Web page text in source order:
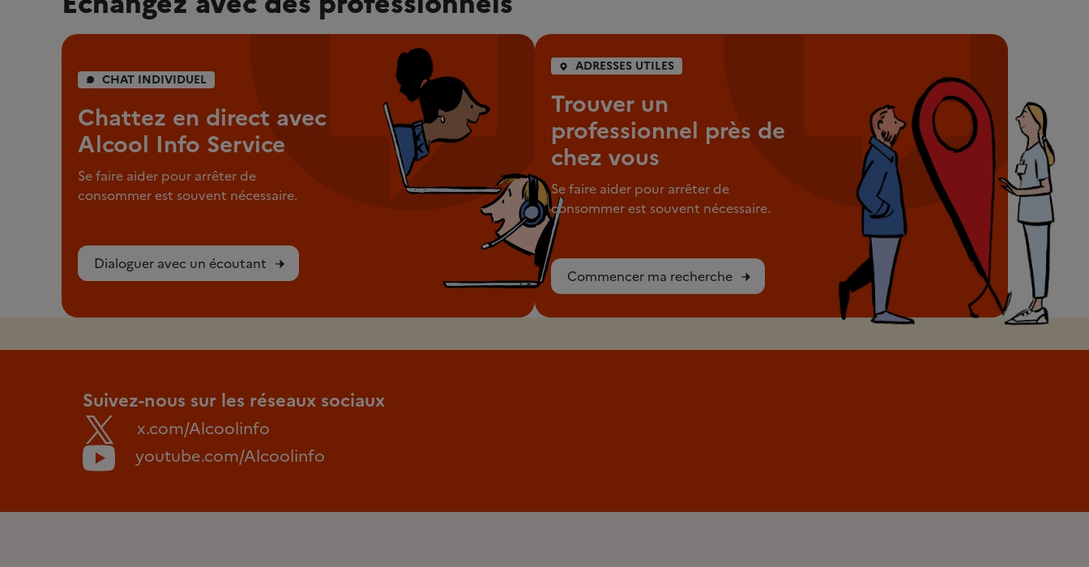
CHAT INDIVIDUEL
Chattez en direct avec
Alcool Info Service
Se faire aider pour arrêter de
consommer est souvent nécessaire.
Dialoguer avec un écoutant
ADRESSES UTILES
Trouver un
professionnel près de
chez vous
Se faire aider pour arrêter de
consommer est souvent nécessaire.
Commencer ma recherche
Suivez-nous sur les réseaux sociaux
x.com/Alcoolinfo
youtube.com/Alcoolinfo